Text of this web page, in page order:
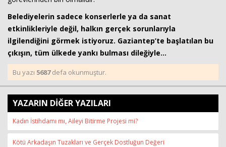
Belediyelerin sadece konserlerle ya da sanat
etkinlikleriyle değil, halkın gerçek sorunlarıyla
ilgilendiğini görmek istiyoruz. Gaziantep’te başlatılan bu
çıkışın, tüm ülkede yankı bulması dileğiyle…
Bu yazı 5687defa okunmuştur.
YAZARIN DİĞER YAZILARI
Kadın İstihdamı mı, Aileyi Bitirme Projesi mi?
Kötü Arkadaşın Tuzakları ve Gerçek Dostluğun Değeri